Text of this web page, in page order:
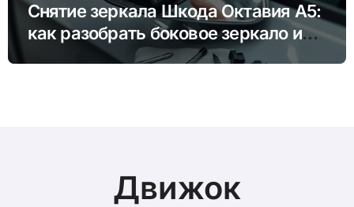
Снятие зеркала Шкода Октавия А5:
как разобрать боковое зеркало и
снять зеркальный элемент своими
Движок